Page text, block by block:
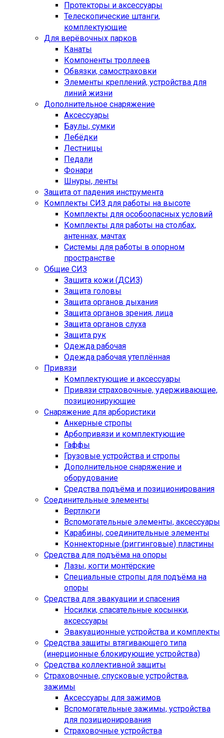
Протекторы и аксессуары
Телескопические штанги,
комплектующие
Для верёвочных парков
Канаты
Компоненты троллеев
Обвязки, самостраховки
Элементы креплений, устройства для
линий жизни
Дополнительное снаряжение
Аксессуары
Баулы, сумки
Лебёдки
Лестницы
Педали
Фонари
Шнуры, ленты
Защита от падения инструмента
Комплекты СИЗ для работы на высоте
Комплекты для особоопасных условий
Комплекты для работы на столбах,
антеннах, мачтах
Системы для работы в опорном
пространстве
Общие СИЗ
Зашита кожи (ДСИЗ)
Защита головы
Защита органов дыхания
Защита органов зрения, лица
Защита органов слуха
Защита рук
Одежда рабочая
Одежда рабочая утеплённая
Привязи
Комплектующие и аксессуары
Привязи страховочные, удерживающие,
позиционирующие
Снаряжение для арбористики
Анкерные стропы
Арбопривязи и комплектующие
Гаффы
Грузовые устройства и стропы
Дополнительное снаряжение и
оборудование
Средства подъёма и позиционирования
Соединительные элементы
Вертлюги
Вспомогательные элементы, аксессуары
Карабины, соединительные элементы
Коннекторные (риггинговые) пластины
Средства для подъёма на опоры
Лазы, когти монтёрские
Специальные стропы для подъёма на
опоры
Средства для эвакуации и спасения
Носилки, спасательные косынки,
аксессуары
Эвакуационные устройства и комплекты
Средства защиты втягивающего типа
(инерционные блокирующие устройства)
Средства коллективной защиты
Страховочные, спусковые устройства,
зажимы
Аксессуары для зажимов
Вспомогательные зажимы, устройства
для позиционирования
Страховочные устройства